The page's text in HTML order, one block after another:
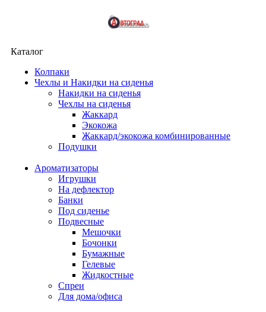
Каталог
Колпаки
Чехлы и Накидки на сиденья
Накидки на сиденья
Чехлы на сиденья
Жаккард
Экокожа
Жаккард/экокожа комбинированные
Подушки
Ароматизаторы
Игрушки
На дефлектор
Банки
Под сиденье
Подвесные
Мешочки
Бочонки
Бумажные
Гелевые
Жидкостные
Спреи
Для дома/офиса